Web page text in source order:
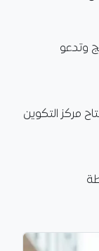
وتدعو
مركز التكوين